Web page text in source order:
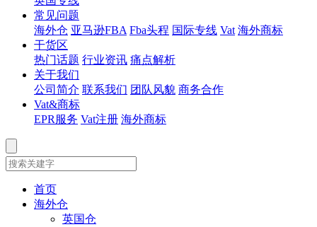
常见问题
海外仓 亚马逊FBA Fba头程 国际专线 Vat 海外商标
干货区
热门话题 行业资讯 痛点解析
关于我们
公司简介 联系我们 团队风貌 商务合作
Vat&商标
EPR服务 Vat注册 海外商标
首页
海外仓
英国仓